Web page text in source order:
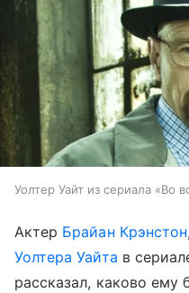
Уолтер Уайт из сериала «Во
Актер Брайан Крэнстон
Уолтера Уайта в
рассказал, каково ему